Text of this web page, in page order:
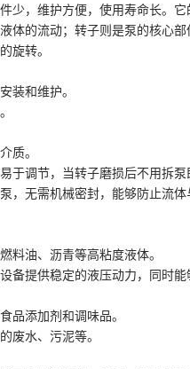
少，维护方便，使用寿命长。
体的流动；转子则是泵的核心
旋转。
装和维护。
质。
于调节，当转子磨损后不用拆泵
，无需机械密封，能够防止流
料油、沥青等高粘度液体。
备提供稳定的液压动力，同时
品添加剂和调味品。
废水、污泥等。